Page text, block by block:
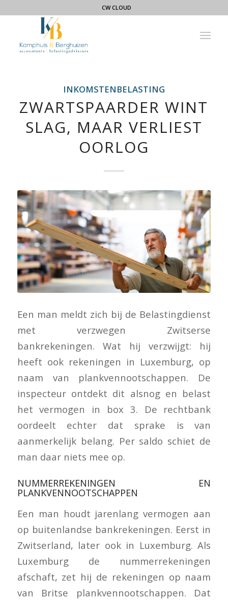
CW CLOUD
INKOMSTENBELASTING
ZWARTSPAARDER WINT
SLAG, MAAR VERLIEST
OORLOG
Een man meldt zich bij de Belastingdienst
met verzwegen Zwitserse
bankrekeningen. Wat hij verzwijgt: hij
heeft ook rekeningen in Luxemburg, op
naam van plankvennootschappen. De
inspecteur ontdekt dit alsnog en belast
het vermogen in box 3. De rechtbank
oordeelt echter dat sprake is van
aanmerkelijk belang. Per saldo schiet de
man daar niets mee op.
NUMMERREKENINGEN EN
PLANKVENNOOTSCHAPPEN
Een man houdt jarenlang vermogen aan
op buitenlandse bankrekeningen. Eerst in
Zwitserland, later ook in Luxemburg. Als
Luxemburg de nummerrekeningen
afschaft, zet hij de rekeningen op naam
van Britse plankvennootschappen. Dat